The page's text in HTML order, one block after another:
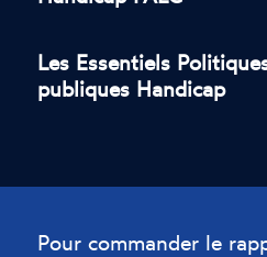
Les Essentiels
publiques Handicap
Pour commander le